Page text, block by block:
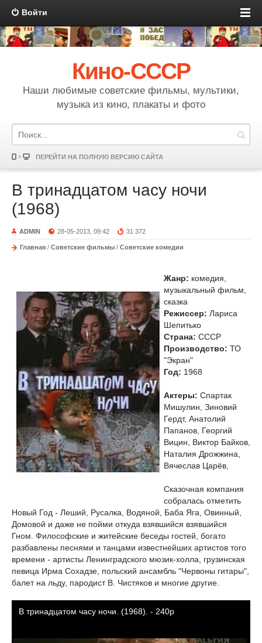
Войти
Кино-СССР
Наши любимые советские фильмы, мультики,
музыка из кино, плакаты и фото
ПЕРЕЙТИ НА ПОЛНУЮ ВЕРСИЮ САЙТА
В тринадцатом часу ночи
(1968)
ADMIN 28-05-2013, 09:42 31 372
Главная / Советские фильмы / Советские комедии
Жанр: комедия,
музыкальный фильм,
сказка
Режиссер: Лариса
Шепитько
Страна: СССР
Производство: ТО
"Экран"
Год: 1968
Актеры: Спартак
Мишулин, Зиновий
Гердт, Анатолий
Папанов, Георгий
Вицин, Виктор Байков,
Наталия Дрожжина,
Вячеслав Царёв,
Сказочная компания
собралась отметить
Новый Год - Леший, Русалка, Водяной, Баба Яга, Овинный,
Домовой и даже не пойми откуда взявшийся взявшийся
Гном. Философские и житейские беседы гостей, богато
разбавлены песнями и танцами известнейших артистов того
времени - артисты Ленинградского мюзик-холла, грузинская
певица Ирма Сохадзе, польский ансамбль "Червоны гитары",
балет на льду, пародист В. Чистяков и многие другие.